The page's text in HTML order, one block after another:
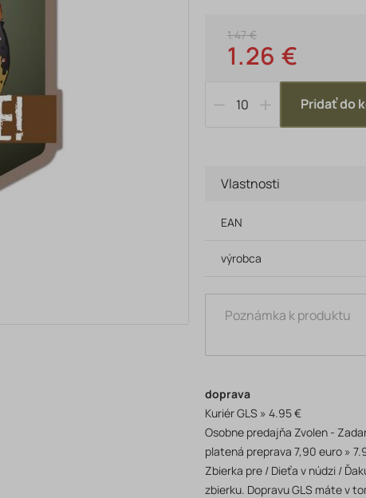
1.47 €
1.26 €
Pridať do
Vlastnosti
EAN
výrobca
doprava
Kuriér GLS
4.95 €
Osobne predajňa Zvolen -
platená preprava 7,90 euro
Zbierka pre / Dieťa v núdzi /
zbierku. Dopravu GLS máte v